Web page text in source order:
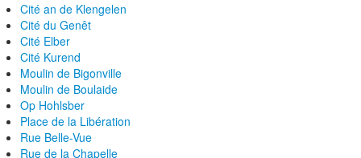
Cité an de Klengelen
Cité du Genêt
Cité Elber
Cité Kurend
Moulin de Bigonville
Moulin de Boulaide
Op Hohlsber
Place de la Libération
Rue Belle-Vue
Rue de la Chapelle